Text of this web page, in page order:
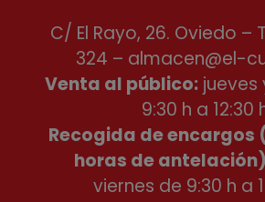
C/ El Rayo, 26. Oviedo –
324 – almacen@el-
Venta al público:jueves
9:30 h a 12:30
Recogida de encargos
horas de
viernes de 9:30 h a